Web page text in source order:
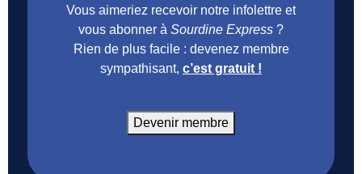
Vous aimeriez recevoir notre infolettre et
vous abonner à Sourdine Express ?
Rien de plus facile : devenez membre
sympathisant, c’est gratuit !
Devenir membre